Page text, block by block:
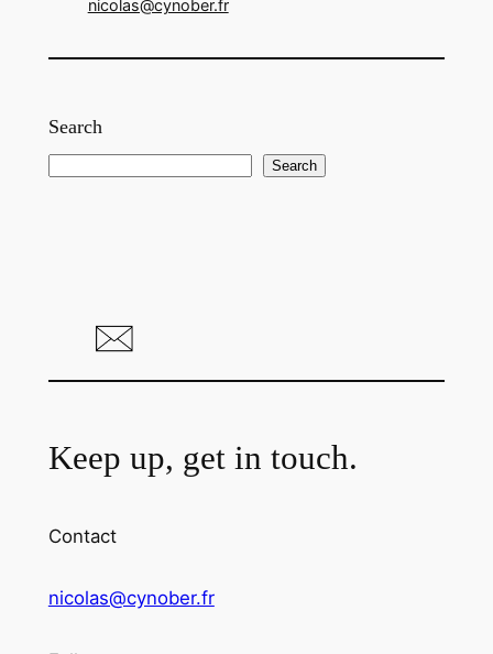
nicolas@cynober.fr
Search
Search
Keep up, get in touch.
Contact
nicolas@cynober.fr